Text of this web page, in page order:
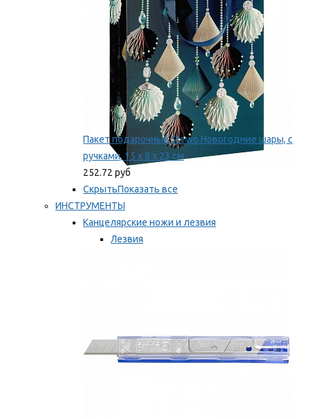
Пакет подарочный Stewo Новогодние шары, с
ручками, 15 х 8 х 23 см
252.72 руб
СкрытьПоказать все
ИНСТРУМЕНТЫ
Канцелярские ножи и лезвия
Лезвия